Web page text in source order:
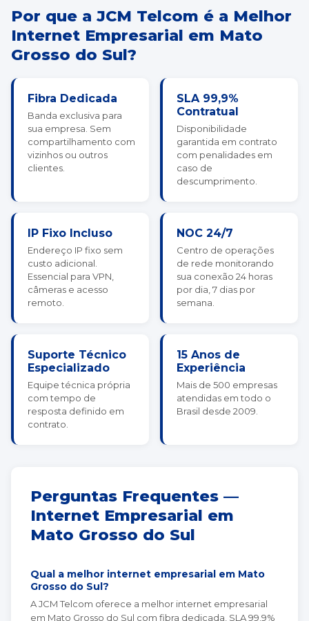
Por que a JCM Telcom é a Melhor
Internet Empresarial em Mato
Grosso do Sul?
Fibra Dedicada
Banda exclusiva para
sua empresa. Sem
compartilhamento com
vizinhos ou outros
clientes.
SLA 99,9%
Contratual
Disponibilidade
garantida em contrato
com penalidades em
caso de
descumprimento.
IP Fixo Incluso
Endereço IP fixo sem
custo adicional.
Essencial para VPN,
câmeras e acesso
remoto.
NOC 24/7
Centro de operações
de rede monitorando
sua conexão 24 horas
por dia, 7 dias por
semana.
Suporte Técnico
Especializado
Equipe técnica própria
com tempo de
resposta definido em
contrato.
15 Anos de
Experiência
Mais de 500 empresas
atendidas em todo o
Brasil desde 2009.
Perguntas Frequentes —
Internet Empresarial em
Mato Grosso do Sul
Qual a melhor internet empresarial em Mato
Grosso do Sul?
A JCM Telcom oferece a melhor internet empresarial
em Mato Grosso do Sul com fibra dedicada, SLA 99,9%